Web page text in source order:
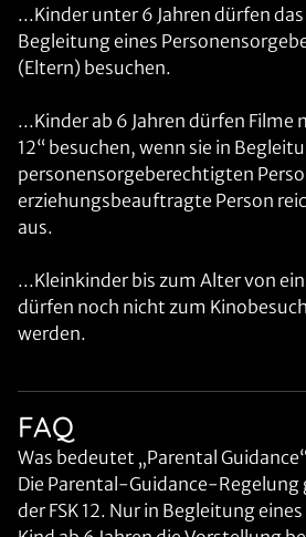
...Kinder unter 6 Jahren dürfen
Begleitung eines
(Eltern) besuchen.
...Kinder ab 6 Jahren dürfen Filme
12“ besuchen, wenn sie in
personensorgeberechtigten
erziehungsbeauftragte Person
aus.
...Kleinkinder bis zum Alter von
dürfen noch nicht zum
werden.
FAQ
Was bedeutet „Parental
Die Parental-Guidance-
der FSK 12. Nur in Begleitung